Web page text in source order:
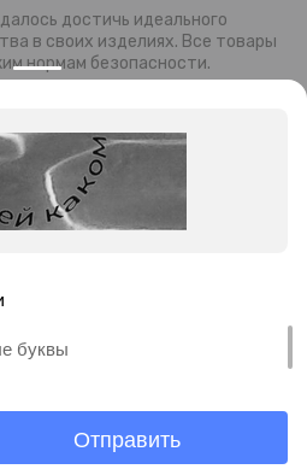
достичь идеального
в своих изделиях. Все товары
нормам безопасности.
обеспечивают комфортный
Комплектующие и материалы,
завозятся из Германии
соответствии с Политикой
Роберт Гагикович.